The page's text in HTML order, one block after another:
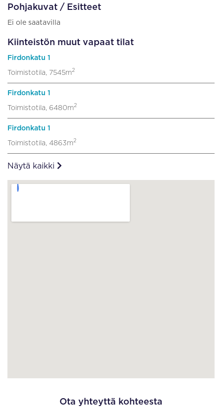
Pohjakuvat / Esitteet
Ei ole saatavilla
Kiinteistön muut vapaat tilat
Firdonkatu 1
Toimistotila, 7545m2
Firdonkatu 1
Toimistotila, 6480m2
Firdonkatu 1
Toimistotila, 4863m2
Näytä kaikki
Ota yhteyttä kohteesta